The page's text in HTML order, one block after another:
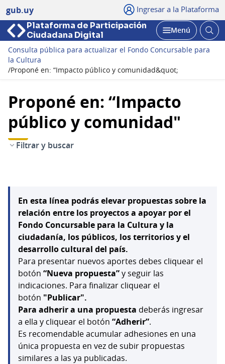
gub.uy Ingresar a la Plataforma
Plataforma de Participación
Ciudadana Digital
Abrir
Menú
Consulta pública para actualizar el Fondo Concursable para
la Cultura
/Proponé en: “Impacto público y comunidad&quot;
Proponé en: “Impacto
público y comunidad"
Filtrar y buscar
En esta línea podrás elevar propuestas sobre la
relación entre los proyectos a apoyar por el
Fondo Concursable para la Cultura y la
ciudadanía, los públicos, los territorios y el
desarrollo cultural del país.
Para presentar nuevos aportes debes cliquear el
botón “Nueva propuesta”y seguir las
indicaciones. Para finalizar cliquear el
botón "Publicar".
Para adherir a una propuesta deberás ingresar
a ella y cliquear el botón “Adherir”.
Es recomendable acumular adhesiones en una
única propuesta en vez de subir propuestas
similares a las ya publicadas.